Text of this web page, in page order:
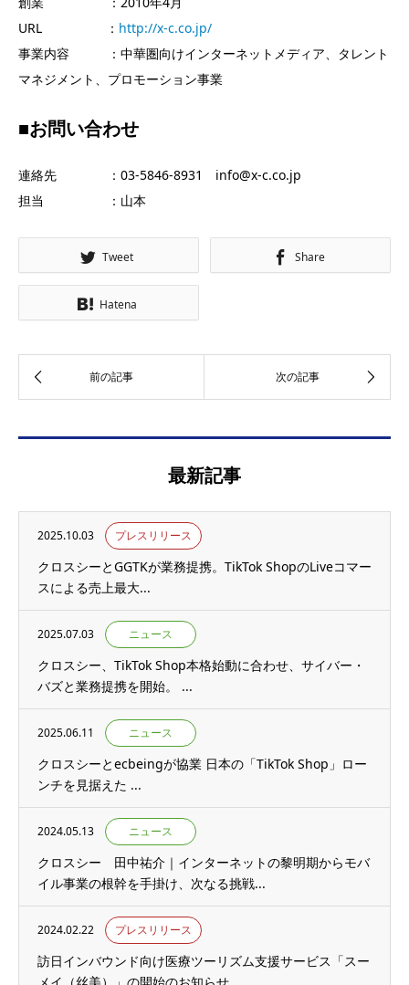
URL ： http://x-c.co.jp/
事業内容 ：中華圏向けインターネットメディア、タレント
マネジメント、プロモーション事業
■お問い合わせ
連絡先 ：03-5846-8931 info@x-c.co.jp
担当 ：山本
Tweet Share
Hatena
最新記事
2025.10.03 プレスリリース
クロスシーとGGTKが業務提携。TikTok ShopのLiveコマー
スによる売上最大...
2025.07.03 ニュース
クロスシー、TikTok Shop本格始動に合わせ、サイバー・
バズと業務提携を開始。 ...
2025.06.11 ニュース
クロスシーとecbeingが協業 日本の「TikTok Shop」ロー
ンチを見据えた ...
2024.05.13 ニュース
クロスシー 田中祐介｜インターネットの黎明期からモバ
イル事業の根幹を手掛け、次なる挑戦...
2024.02.22 プレスリリース
訪日インバウンド向け医療ツーリズム支援サービス「スー